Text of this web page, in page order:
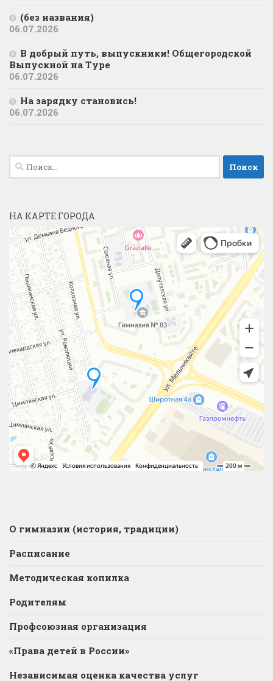
(без названия)
06.07.2026
В добрый путь, выпускники! Общегородской
Выпускной на Туре
06.07.2026
На зарядку становись!
06.07.2026
Найти:
НА КАРТЕ ГОРОДА
О гимназии (история, традиции)
Расписание
Методическая копилка
Родителям
Профсоюзная организация
«Права детей в России»
Независимая оценка качества услуг